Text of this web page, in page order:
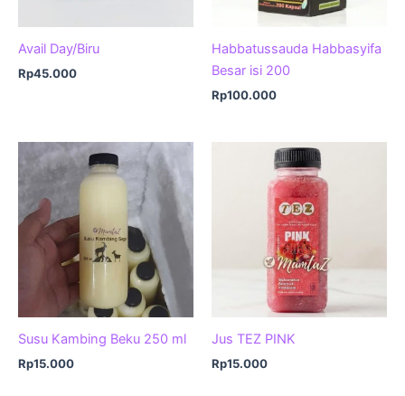
Avail Day/Biru
Rp45.000
Habbatussauda Habbasyifa
Besar isi 200
Rp100.000
Susu Kambing Beku 250 ml
Rp15.000
Jus TEZ PINK
Rp15.000